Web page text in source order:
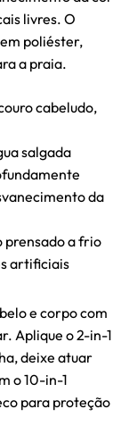
livres. O
poliéster,
a praia.
cabeludo,
salgada
da
prensado a frio
artificiais
e corpo com
Aplique o 2-in-1
deixe atuar
o 10-in-1
para proteção